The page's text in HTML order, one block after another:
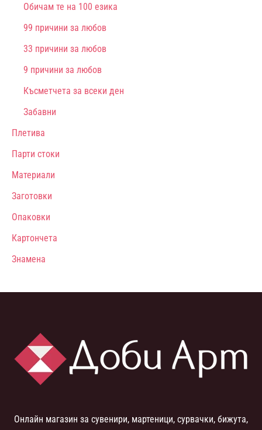
Обичам те на 100 езика
99 причини за любов
33 причини за любов
9 причини за любов
Късметчета за всеки ден
Забавни
Плетива
Парти стоки
Материали
Заготовки
Опаковки
Картончета
Знамена
Онлайн магазин за сувенири, мартеници, сурвачки, бижута,